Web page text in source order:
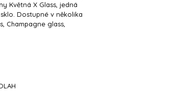
Květná X Glass, jedná
Dostupné v několika
Champagne glass,